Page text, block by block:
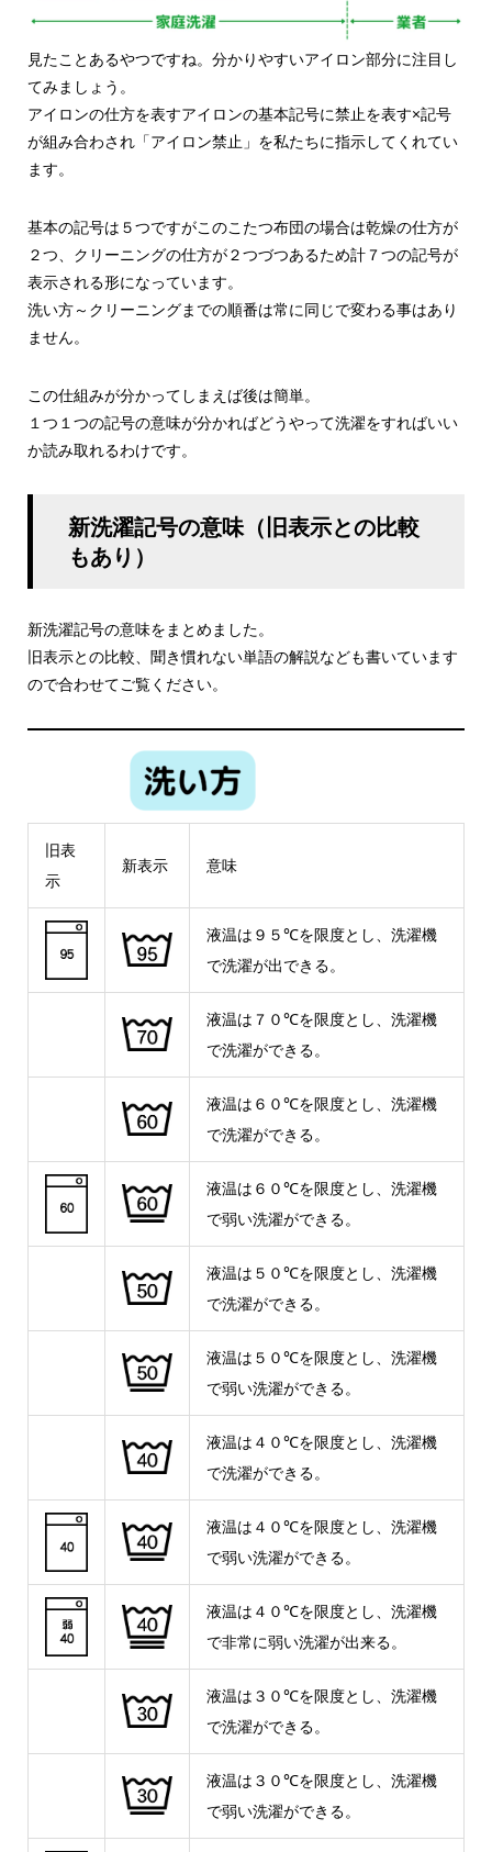
見たことあるやつですね。分かりやすいアイロン部分に注目し
てみましょう。
アイロンの仕方を表すアイロンの基本記号に禁止を表す×記号
が組み合わされ「アイロン禁止」を私たちに指示してくれてい
ます。
基本の記号は５つですがこのこたつ布団の場合は乾燥の仕方が
２つ、クリーニングの仕方が２つづつあるため計７つの記号が
表示される形になっています。
洗い方～クリーニングまでの順番は常に同じで変わる事はあり
ません。
この仕組みが分かってしまえば後は簡単。
１つ１つの記号の意味が分かればどうやって洗濯をすればいい
か読み取れるわけです。
新洗濯記号の意味（旧表示との比較
もあり）
新洗濯記号の意味をまとめました。
旧表示との比較、聞き慣れない単語の解説なども書いています
ので合わせてご覧ください。
旧表
示
新表示 意味
液温は９５℃を限度とし、洗濯機
で洗濯が出できる。
液温は７０℃を限度とし、洗濯機
で洗濯ができる。
液温は６０℃を限度とし、洗濯機
で洗濯ができる。
液温は６０℃を限度とし、洗濯機
で弱い洗濯ができる。
液温は５０℃を限度とし、洗濯機
で洗濯ができる。
液温は５０℃を限度とし、洗濯機
で弱い洗濯ができる。
液温は４０℃を限度とし、洗濯機
で洗濯ができる。
液温は４０℃を限度とし、洗濯機
で弱い洗濯ができる。
液温は４０℃を限度とし、洗濯機
で非常に弱い洗濯が出来る。
液温は３０℃を限度とし、洗濯機
で洗濯ができる。
液温は３０℃を限度とし、洗濯機
で弱い洗濯ができる。